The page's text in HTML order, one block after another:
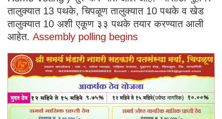
तालुक्यात 13 पथके, चिपळूण तालुक्यात 10 पथके व खेड
तालुक्यात 10 अशी एकूण ३३ पथके तयार करण्यात आली
आहेत. Assembly polling begins